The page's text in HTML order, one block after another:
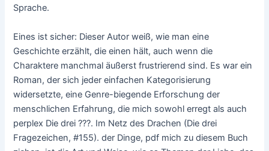
Sprache.
Eines ist sicher: Dieser Autor weiß, wie man eine
Geschichte erzählt, die einen hält, auch wenn die
Charaktere manchmal äußerst frustrierend sind. Es war ein
Roman, der sich jeder einfachen Kategorisierung
widersetzte, eine Genre-biegende Erforschung der
menschlichen Erfahrung, die mich sowohl erregt als auch
perplex Die drei ???. Im Netz des Drachen (Die drei
Fragezeichen, #155). der Dinge, pdf mich zu diesem Buch